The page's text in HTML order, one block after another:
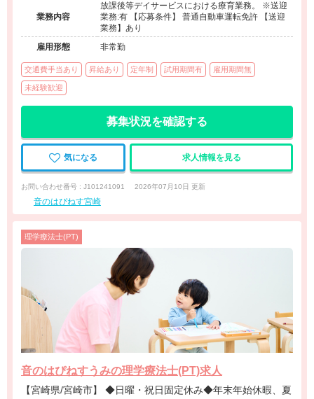
業務内容
放課後等デイサービスにおける療育業務。 ※送迎
業務:有 【応募条件】 普通自動車運転免許 【送迎
業務】あり
雇用形態
非常勤
交通費手当あり 昇給あり 定年制 試用期間有 雇用期間無
未経験歓迎
募集状況を確認する
気になる 求人情報を見る
お問い合わせ番号 : J101241091 2026年07月10日 更新
音のはぴねす宮崎
理学療法士(PT)
音のはぴねすうみの理学療法士(PT)求人
【宮崎県/宮崎市】 ◆日曜・祝日固定休み◆年末年始休暇、夏